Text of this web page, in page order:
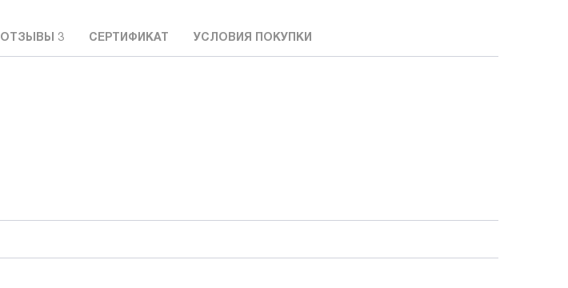
ОТЗЫВЫ 3 СЕРТИФИКАТ УСЛОВИЯ ПОКУПКИ